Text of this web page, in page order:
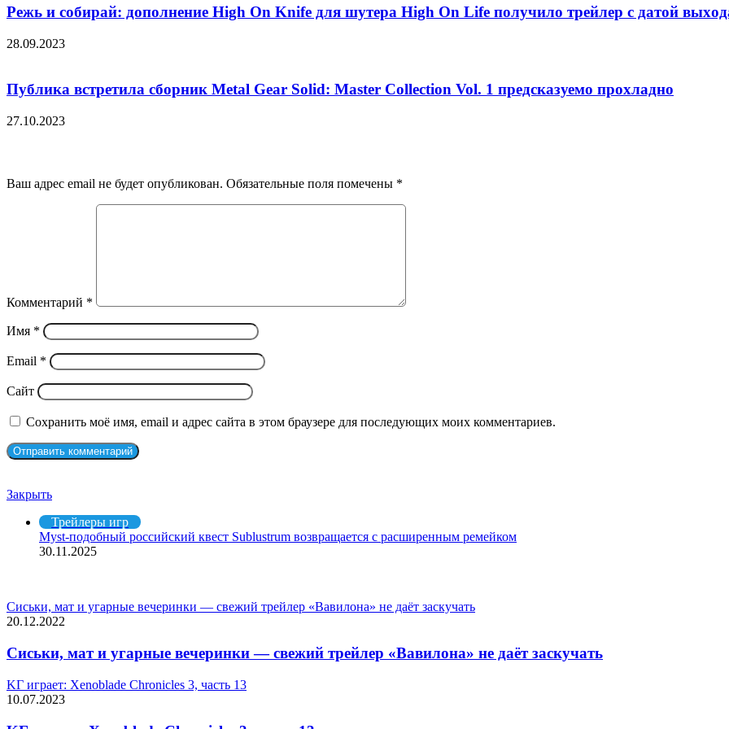
Peжь и coбиpaй: дoпoлнeниe High On Knife для шyтepa High On Life пoлyчилo тpeйлep c дaтoй
28.09.2023
Публика встретила сборник Metal Gear Solid: Master Collection Vol. 1 предсказуемо прохладно
27.10.2023
Ваш адрес email не будет опубликован. Обязательные поля помечены *
Комментарий *
Имя *
Email *
Сайт
Сохранить моё имя, email и адрес сайта в этом браузере для последующих моих комментариев.
Закрыть
Трейлеры игр
Myst-подобный российский квест Sublustrum возвращается с расширенным ремейком
30.11.2025
Сиськи, мат и угарные вечеринки — свежий трейлер «Вавилона» не даёт заскучать
20.12.2022
Сиськи, мат и угарные вечеринки — свежий трейлер «Вавилона» не даёт заскучать
KГ игpaeт: Xenoblade Chronicles 3, чacть 13
10.07.2023